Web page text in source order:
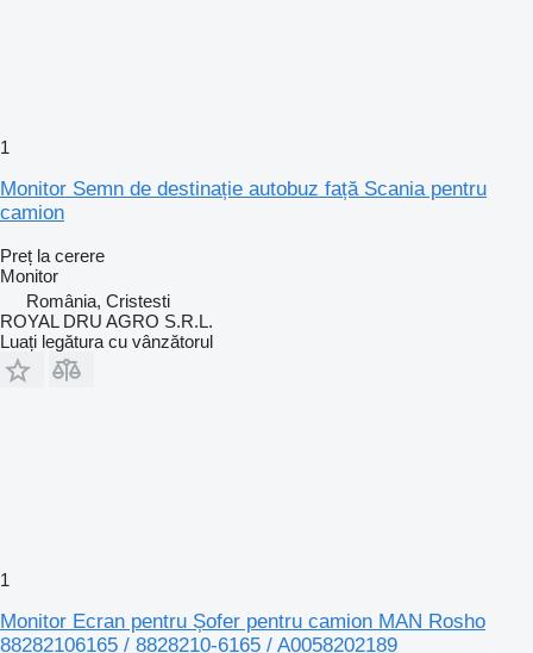
1
Monitor Semn de destinație autobuz față Scania pentru
camion
Preț la cerere
Monitor
România, Cristesti
ROYAL DRU AGRO S.R.L.
Luați legătura cu vânzătorul
1
Monitor Ecran pentru Șofer pentru camion MAN Rosho
88282106165 / 8828210-6165 / A0058202189